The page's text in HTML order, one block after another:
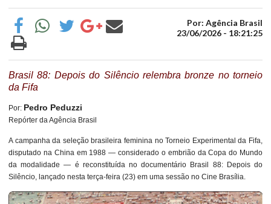
Por: Agência Brasil
23/06/2026 - 18:21:25
Brasil 88: Depois do Silêncio relembra bronze no torneio
da Fifa
Por: Pedro Peduzzi
Repórter da Agência Brasil
A campanha da seleção brasileira feminina no Torneio Experimental da Fifa,
disputado na China em 1988 — considerado o embrião da Copa do Mundo
da modalidade — é reconstituída no documentário Brasil 88: Depois do
Silêncio, lançado nesta terça-feira (23) em uma sessão no Cine Brasília.